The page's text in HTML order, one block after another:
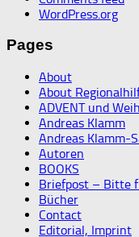
WordPress.org
Pages
About
About
ADVENT und
Andreas Klamm
Andreas Klamm-
Autoren
BOOKS
Briefpost – Bitte
Bücher
Contact
Editorial, Imprint